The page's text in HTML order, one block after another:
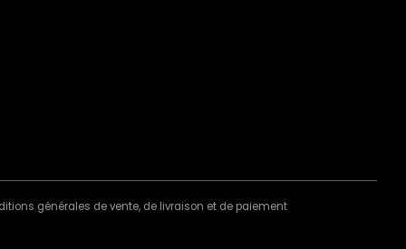
générales de vente, de livraison et de paiement